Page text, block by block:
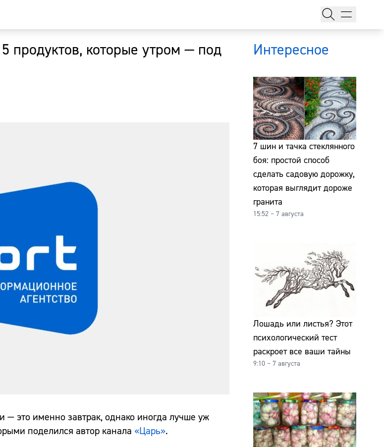
продуктов, которые утром — под
это именно завтрак, однако иногда лучше уж
поделился автор канала «Царь».
Интересное
7 шин и тачка стеклянного
боя: простой способ
сделать садовую дорожку,
которая выглядит дороже
гранита
15:52 – 7 августа
Лошадь или листья? Этот
психологический тест
раскроет все ваши тайны
9:10 – 7 августа
Главная
Курсы валют